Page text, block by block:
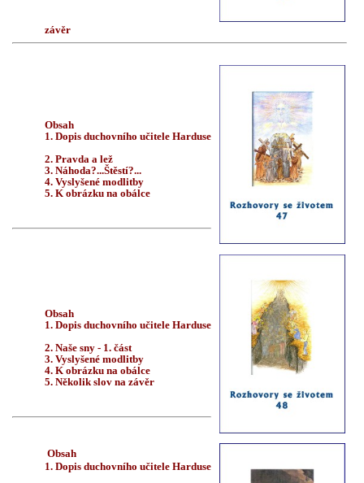
závěr
Obsah
1. Dopis duchovního učitele Harduse
2. Pravda a lež
3. Náhoda?...Štěstí?...
4. Vyslyšené modlitby
5. K obrázku na obálce
Obsah
1. Dopis duchovního učitele Harduse
2. Naše sny - 1. část
3. Vyslyšené modlitby
4. K obrázku na obálce
5. Několik slov na závěr
Obsah
1. Dopis duchovního učitele Harduse